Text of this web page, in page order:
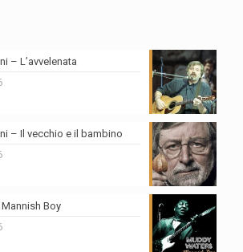
– L’avvelenata
– Il vecchio e il bambino
Boy